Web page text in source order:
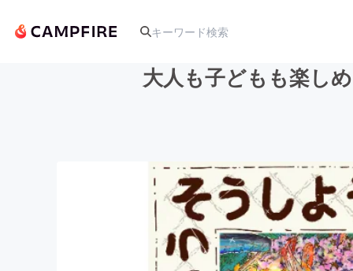
アート・写真
テクノロジー・ガジェット
大人も子どもも楽し